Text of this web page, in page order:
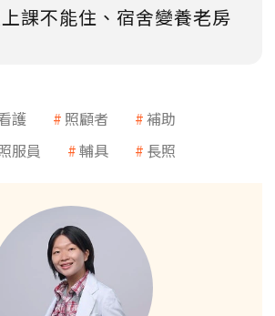
課不能住、宿舍變養老房
護 照顧者
補助
服員 輔具 長照